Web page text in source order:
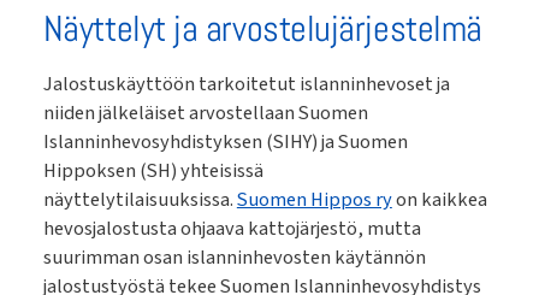
Näyttelyt ja arvostelujärjestelmä
Jalostuskäyttöön tarkoitetut islanninhevoset ja
niiden jälkeläiset arvostellaan Suomen
Islanninhevosyhdistyksen (SIHY) ja Suomen
Hippoksen (SH) yhteisissä
näyttelytilaisuuksissa.Suomen Hippos ryon kaikkea
hevosjalostusta ohjaava kattojärjestö, mutta
suurimman osan islanninhevosten käytännön
jalostustyöstä tekee Suomen Islanninhevosyhdistys